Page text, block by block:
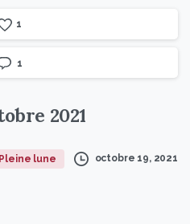
1
1
2021
Pleine lune octobre 19, 2021